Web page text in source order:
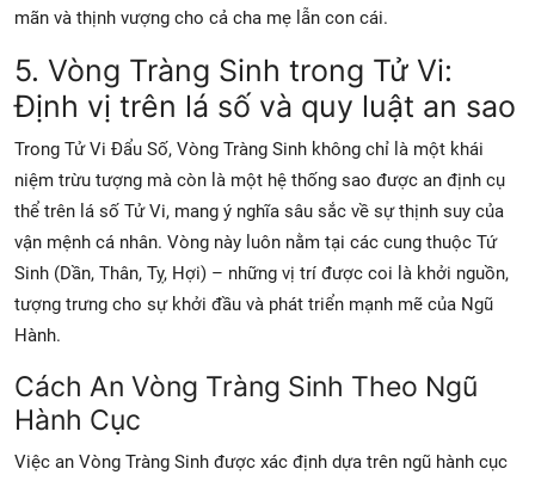
mãn và thịnh vượng cho cả cha mẹ lẫn con cái.
5. Vòng Tràng Sinh trong Tử Vi:
Định vị trên lá số và quy luật an sao
Trong Tử Vi Đẩu Số, Vòng Tràng Sinh không chỉ là một khái
niệm trừu tượng mà còn là một hệ thống sao được an định cụ
thể trên lá số Tử Vi, mang ý nghĩa sâu sắc về sự thịnh suy của
vận mệnh cá nhân. Vòng này luôn nằm tại các cung thuộc Tứ
Sinh (Dần, Thân, Tỵ, Hợi) – những vị trí được coi là khởi nguồn,
tượng trưng cho sự khởi đầu và phát triển mạnh mẽ của Ngũ
Hành.
Cách An Vòng Tràng Sinh Theo Ngũ
Hành Cục
Việc an Vòng Tràng Sinh được xác định dựa trên ngũ hành cục